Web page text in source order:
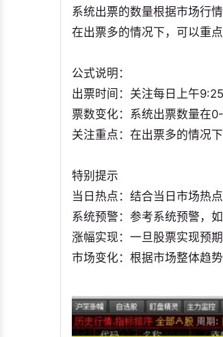
系统出票的数量根据市场行
在出票多的情况下，可以重
公式说明：
出票时间：关注每日上午
票数变化：系统出票数量在
关注重点：在出票多的情况
特别提示
当日热点：结合当日市场热
系统预警：参考系统预警，
涨幅实现：一旦股票实现预
市场变化：根据市场整体趋